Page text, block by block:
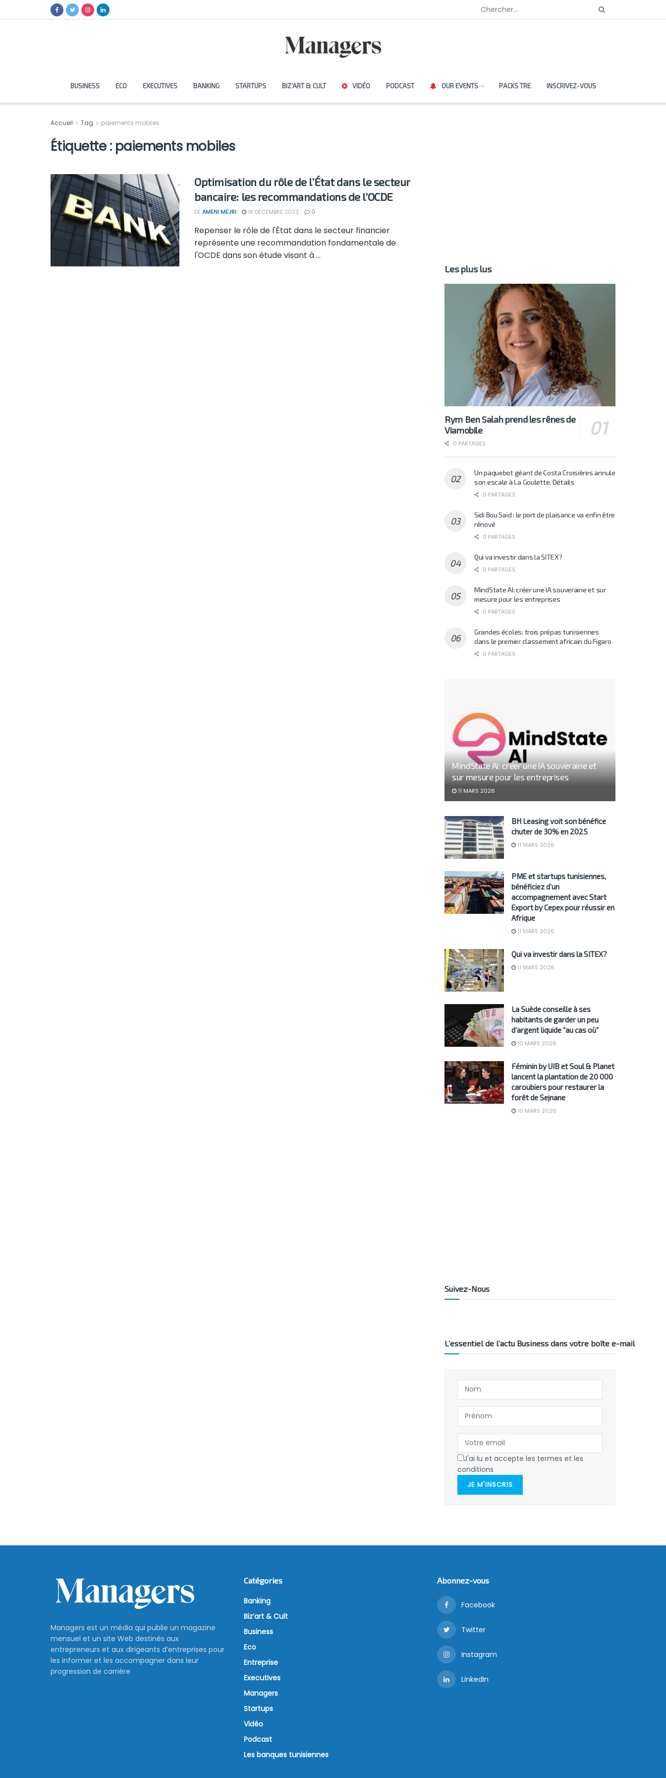
BUSINESS ECO EXECUTIVES BANKING STARTUPS BIZ’ART & CULT VIDÉO PODCAST OUR EVENTS PACKS TRE INSCRIVEZ-VOUS
Accueil Tag paiements mobiles
Étiquette : paiements mobiles
Optimisation du rôle de l’État dans le secteur
bancaire: les recommandations de l’OCDE
DE AMENI MEJRI 18 DÉCEMBRE 2023 0
Repenser le rôle de l'État dans le secteur financier
représente une recommandation fondamentale de
l'OCDE dans son étude visant à ...
Les plus lus
Rym Ben Salah prend les rênes de
Viamobile
0 PARTAGES
Un paquebot géant de Costa Croisières annule
son escale à La Goulette. Détails
0 PARTAGES
Sidi Bou Saïd : le port de plaisance va enfin être
rénové
0 PARTAGES
Qui va investir dans la SITEX?
0 PARTAGES
MindState AI: créer une IA souveraine et sur
mesure pour les entreprises
0 PARTAGES
Grandes écoles: trois prépas tunisiennes
dans le premier classement africain du Figaro
0 PARTAGES
MindState AI: créer une IA souveraine et
sur mesure pour les entreprises
11 MARS 2026
BH Leasing voit son bénéfice
chuter de 30% en 2025
11 MARS 2026
PME et startups tunisiennes,
bénéficiez d’un
accompagnement avec Start
Export by Cepex pour réussir en
Afrique
11 MARS 2026
Qui va investir dans la SITEX?
11 MARS 2026
La Suède conseille à ses
habitants de garder un peu
d’argent liquide “au cas où”
10 MARS 2026
Féminin by UIB et Soul & Planet
lancent la plantation de 20 000
caroubiers pour restaurer la
forêt de Sejnane
10 MARS 2026
Suivez-Nous
L’essentiel de l’actu Business dans votre boîte e-mail
J'ai lu et accepte les termes et les
conditions
JE M'INSCRIS
Managers est un média qui publie un magazine
mensuel et un site Web destinés aux
entrepreneurs et aux dirigeants d’entreprises pour
les informer et les accompagner dans leur
progression de carrière
Catégories
Banking
Biz’art & Cult
Business
Eco
Entreprise
Executives
Managers
Startups
Vidéo
Podcast
Les banques tunisiennes
Abonnez-vous
Facebook
Twitter
Instagram
LinkedIn